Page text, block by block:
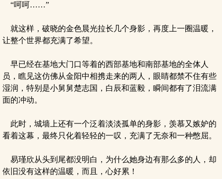
“呵呵……”
就这样，破晓的金色晨光拉长几个身影，再度上一圈温暖，
让整个世界都充满了希望。
早已经在基地大门口等着的西部基地和南部基地的全体人
员，瞧见这仿佛从金阳中相携走来的两人，眼睛都禁不住有些
湿润，特别是小舅舅楚志国，白辰和蓝毅，瞬间都有了泪流满
面的冲动。
此时，城墙上还有一个泛着淡淡孤单的身影，羡慕又嫉妒的
看着这幕，最终只化着轻轻的一叹，充满了无奈和一种憋屈。
易瑾欣从头到尾都没明白，为什么她身边有那么多的人，却
依旧没有这样的温暖，而且，心好累！